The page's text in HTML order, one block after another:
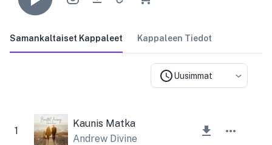
Samankaltaiset Kappaleet Kappaleen Tiedot
Uusimmat
1
Kaunis Matka
Andrew Divine